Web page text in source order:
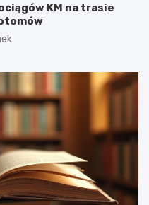
KM na trasie